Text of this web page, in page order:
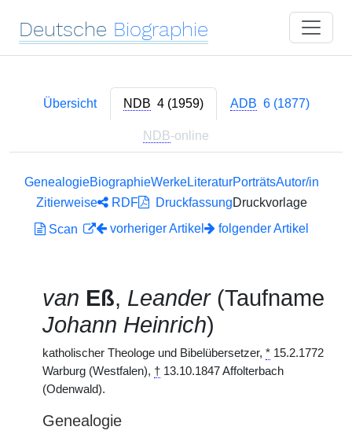
Deutsche Biographie
Übersicht NDB 4 (1959) ADB 6 (1877)
NDB-online
GenealogieBiographieWerkeLiteraturPorträtsAutor/in
Zitierweise
RDF DruckfassungDruckvorlage
Scan
vorheriger Artikel folgender Artikel
van Eß, Leander(Taufname
Johann Heinrich)
katholischer Theologe und Bibelübersetzer, * 15.2.1772
Warburg (Westfalen), † 13.10.1847 Affolterbach
(Odenwald).
Genealogie